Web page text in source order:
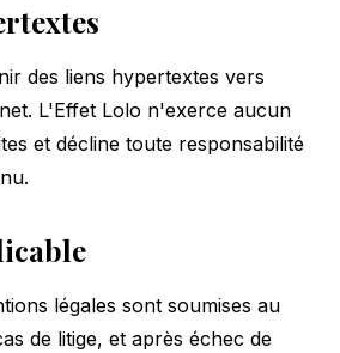
des liens hypertextes vers
L'Effet Lolo n'exerce aucun
et décline toute responsabilité
légales sont soumises au
de litige, et après échec de